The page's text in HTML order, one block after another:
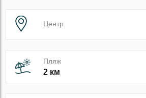
Центр
Пляж
2 км